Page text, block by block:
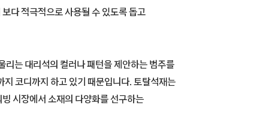
다 적극적으로 사용될 수 있도록 돕고
리는 대리석의 컬러나 패턴을 제안하는 범주를
코디까지 하고 있기 때문입니다. 토탈석재는
시장에서 소재의 다양화를 선구하는